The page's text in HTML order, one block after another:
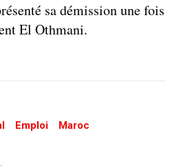
sa démission une fois
El Othmani.
Emploi
Maroc